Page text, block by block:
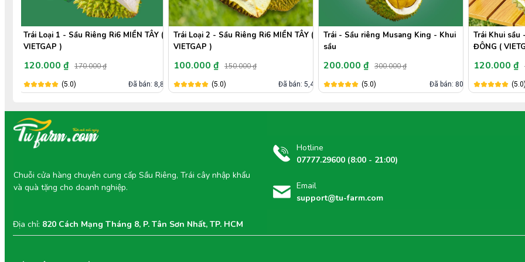
Trái Loại 1 - Sầu Riêng Ri6 MIỀN TÂY (
VIETGAP )
120.000 ₫ 170.000 ₫
(5.0) Đã bán: 8,8k
Trái Loại 2 - Sầu Riêng Ri6 MIỀN TÂY (
VIETGAP )
100.000 ₫ 150.000 ₫
(5.0) Đã bán: 5,4k
Trái - Sầu riêng Musang King - Khui
sầu
200.000 ₫ 300.000 ₫
(5.0) Đã bán: 802
Trái Khui sầu
ĐÔNG (
120.000 ₫
Hotline
07777.29600 (8:00 - 21:00)
Email
support@tu-farm.com
Chuỗi cửa hàng chuyên cung cấp Sầu Riêng, Trái cây nhập khẩu
và quà tặng cho doanh nghiệp.
Địa chỉ: 820 Cách Mạng Tháng 8, P. Tân Sơn Nhất, TP. HCM